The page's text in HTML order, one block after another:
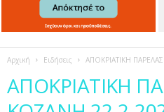
Αρχική Ειδήσεις ΑΠΟΚΡΙΑΤΙΚΗ
ΑΠΟΚΡΙΑΤΙΚΗ